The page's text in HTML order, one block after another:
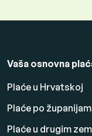
Vaša osnovna
Plaće u Hrvatskoj
Plaće po
Plaće u drugim